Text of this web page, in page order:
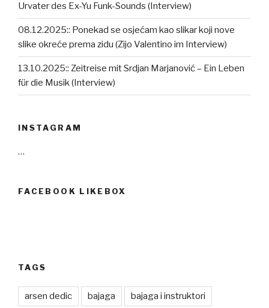
Urvater des Ex-Yu Funk-Sounds (Interview)
08.12.2025:: Ponekad se osjećam kao slikar koji nove
slike okreće prema zidu (Zijo Valentino im Interview)
13.10.2025:: Zeitreise mit Srdjan Marjanović – Ein Leben
für die Musik (Interview)
INSTAGRAM
…
FACEBOOK LIKEBOX
TAGS
arsen dedic bajaga bajaga i instruktori